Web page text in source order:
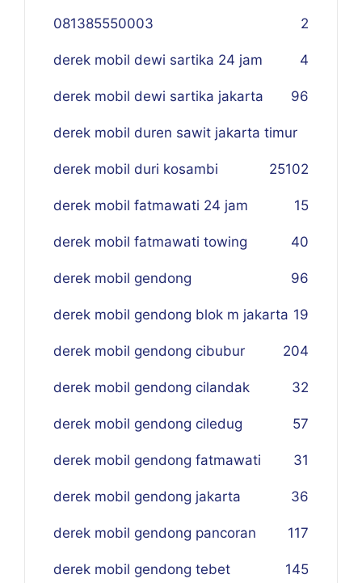
081385550003 2
derek mobil dewi sartika 24 jam 4
derek mobil dewi sartika jakarta 96
derek mobil duren sawit jakarta timur
102
derek mobil duri kosambi 25
derek mobil fatmawati 24 jam 15
derek mobil fatmawati towing 40
derek mobil gendong 96
derek mobil gendong blok m jakarta 19
derek mobil gendong cibubur 204
derek mobil gendong cilandak 32
derek mobil gendong ciledug 57
derek mobil gendong fatmawati 31
derek mobil gendong jakarta 36
derek mobil gendong pancoran 117
derek mobil gendong tebet 145